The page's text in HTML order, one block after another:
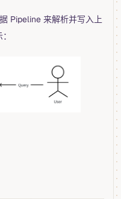
Pipeline 来解析并写入上